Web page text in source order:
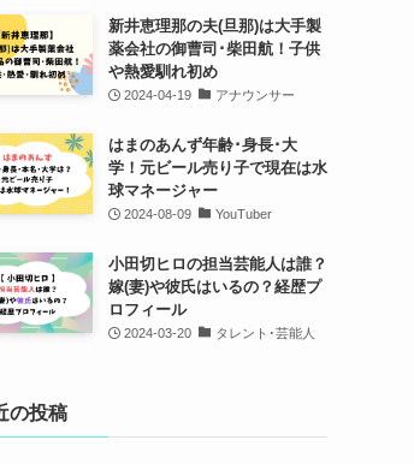
新井恵理那の夫(旦那)は大手製
薬会社の御曹司･柴田航！子供
や熱愛馴れ初め
2024-04-19 アナウンサー
はまのあんず年齢･身長･大
学！元ビール売り子で現在は水
球マネージャー
2024-08-09 YouTuber
小田切ヒロの担当芸能人は誰？
嫁(妻)や彼氏はいるの？経歴プ
ロフィール
2024-03-20 タレント･芸能人
の投稿